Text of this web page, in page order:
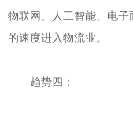
物联网、人工智能、电
的速度进入物流业。
趋势四：